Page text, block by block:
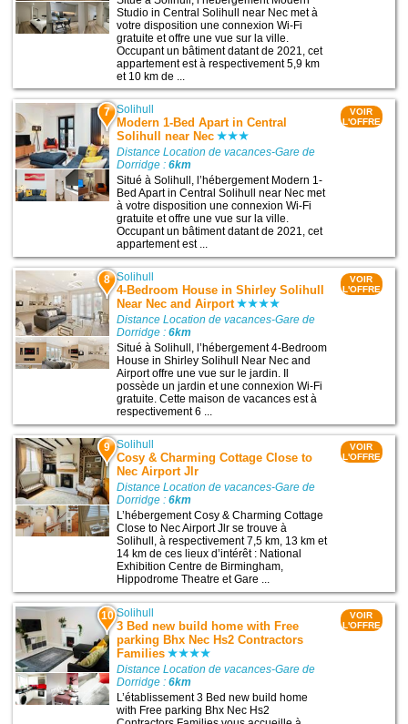
Studio in Central Solihull near Nec met à
votre disposition une connexion Wi-Fi
gratuite et offre une vue sur la ville.
Occupant un bâtiment datant de 2021, cet
appartement est à respectivement 5,9 km
et 10 km de ...
7 Solihull
Modern 1-Bed Apart in Central
Solihull near Nec
Distance Location de vacances-Gare de
Dorridge :6km
Situé à Solihull, l’hébergement Modern 1-
Bed Apart in Central Solihull near Nec met
à votre disposition une connexion Wi-Fi
gratuite et offre une vue sur la ville.
Occupant un bâtiment datant de 2021, cet
appartement est ...
VOIR
L'OFFRE
8 Solihull
4-Bedroom House in Shirley Solihull
Near Nec and Airport
Distance Location de vacances-Gare de
Dorridge :6km
Situé à Solihull, l’hébergement 4-Bedroom
House in Shirley Solihull Near Nec and
Airport offre une vue sur le jardin. Il
possède un jardin et une connexion Wi-Fi
gratuite. Cette maison de vacances est à
respectivement 6 ...
VOIR
L'OFFRE
9 Solihull
Cosy & Charming Cottage Close to
Nec Airport Jlr
Distance Location de vacances-Gare de
Dorridge :6km
L’hébergement Cosy & Charming Cottage
Close to Nec Airport Jlr se trouve à
Solihull, à respectivement 7,5 km, 13 km et
14 km de ces lieux d’intérêt : National
Exhibition Centre de Birmingham,
Hippodrome Theatre et Gare ...
VOIR
L'OFFRE
10 Solihull
3 Bed new build home with Free
parking Bhx Nec Hs2 Contractors
Families
Distance Location de vacances-Gare de
Dorridge :6km
L’établissement 3 Bed new build home
with Free parking Bhx Nec Hs2
VOIR
L'OFFRE